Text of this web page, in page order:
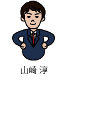
山崎 淳